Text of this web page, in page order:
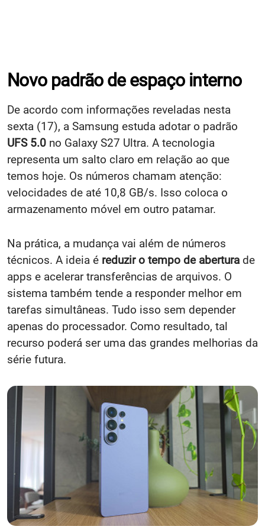
Novo padrão de espaço interno
De acordo com informações reveladas nesta
sexta (17), a Samsung estuda adotar o padrão
UFS 5.0 no Galaxy S27 Ultra. A tecnologia
representa um salto claro em relação ao que
temos hoje. Os números chamam atenção:
velocidades de até 10,8 GB/s. Isso coloca o
armazenamento móvel em outro patamar.
Na prática, a mudança vai além de números
técnicos. A ideia é reduzir o tempo de abertura de
apps e acelerar transferências de arquivos. O
sistema também tende a responder melhor em
tarefas simultâneas. Tudo isso sem depender
apenas do processador. Como resultado, tal
recurso poderá ser uma das grandes melhorias da
série futura.